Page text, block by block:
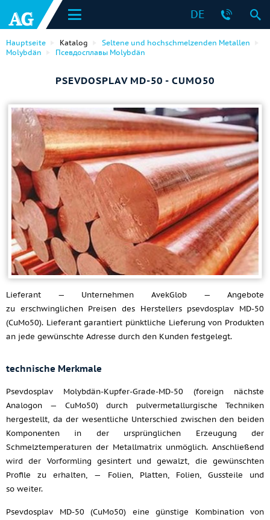
DE
Hauptseite Katalog
Seltene und hochschmelzenden Metallen
Molybdän
Псевдосплавы Molybdän
PSEVDOSPLAV MD-50 - CUMO50
Lieferant — Unternehmen AvekGlob — Angebote
zu erschwinglichen Preisen des Herstellers psevdosplav MD-50
(CuMo50). Lieferant garantiert pünktliche Lieferung von Produkten
an jede gewünschte Adresse durch den Kunden festgelegt.
technische Merkmale
Psevdosplav Molybdän-Kupfer-Grade-MD-50 (foreign nächste
Analogon — CuMo50) durch pulvermetallurgische Techniken
hergestellt, da der wesentliche Unterschied zwischen den beiden
Komponenten in der ursprünglichen Erzeugung der
Schmelztemperaturen der Metallmatrix unmöglich. Anschließend
wird der Vorformling gesintert und gewalzt, die gewünschten
Profile zu erhalten, — Folien, Platten, Folien, Gussteile und
so weiter.
Psevdosplav MD-50 (CuMo50) eine günstige Kombination von